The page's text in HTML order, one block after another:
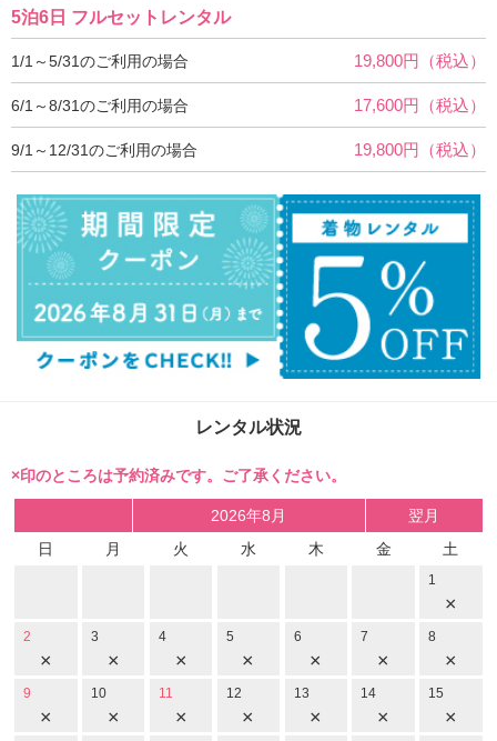
5泊6日 フルセットレンタル
1/1～5/31のご利用の場合 19,800円（税込）
6/1～8/31のご利用の場合 17,600円（税込）
9/1～12/31のご利用の場合 19,800円（税込）
レンタル状況
×印のところは予約済みです。ご了承ください。
2026年8月
翌月
日
月 火 水 木 金 土
1
×
2
×
3
×
4
×
5
×
6
×
7
×
8
×
9
×
10
×
11
×
12
×
13
×
14
×
15
×